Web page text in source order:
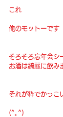
これ
俺のモットーです
そろそろ忘年会シ
お酒は綺麗に飲み
それが粋でかっこ
(^｡^)